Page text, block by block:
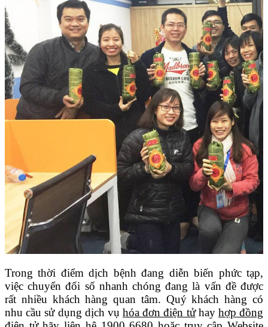
Trong thời điểm dịch bệnh đang diễn biến phức tạp,
việc chuyển đổi số nhanh chóng đang là vấn đề được
rất nhiều khách hàng quan tâm. Quý khách hàng có
nhu cầu sử dụng dịch vụ hóa đơn điện tửhay hợp đồng